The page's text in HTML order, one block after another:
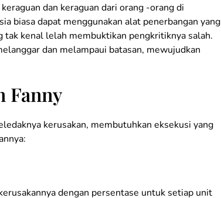
dan keraguan dari orang -orang di
biasa dapat menggunakan alat penerbangan yang
tak kenal lelah membuktikan pengkritiknya salah.
dan melampaui batasan, mewujudkan
Fanny
kerusakan, membutuhkan eksekusi yang
dengan persentase untuk setiap unit